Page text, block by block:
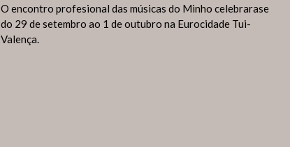
O encontro profesional das músicas do Minho celebrarase
do 29 de setembro ao 1 de outubro na Eurocidade Tui-
Valença.